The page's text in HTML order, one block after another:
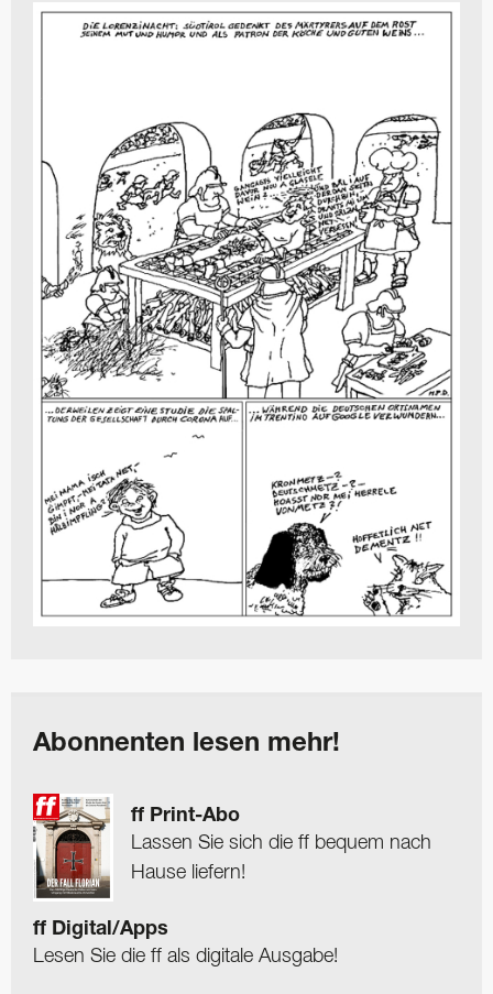
Abonnenten lesen mehr!
ff Print-Abo
Lassen Sie sich die ff bequem nach
Hause liefern!
ff Digital/Apps
Lesen Sie die ff als digitale Ausgabe!